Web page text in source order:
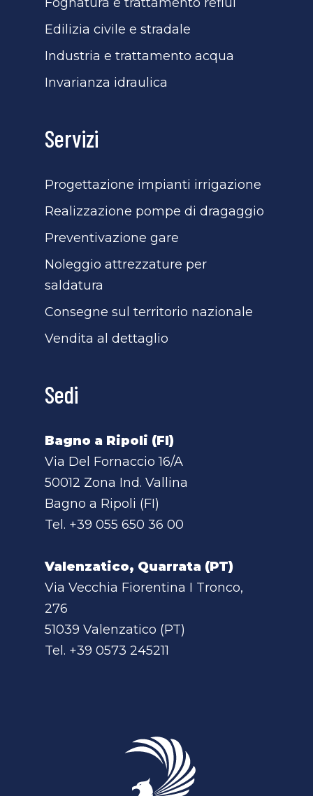
Edilizia civile e stradale
Industria e trattamento acqua
Invarianza idraulica
Servizi
Progettazione impianti irrigazione
Realizzazione pompe di dragaggio
Preventivazione gare
Noleggio attrezzature per
saldatura
Consegne sul territorio nazionale
Vendita al dettaglio
Sedi
Bagno a Ripoli (FI)
Via Del Fornaccio 16/A
50012 Zona Ind. Vallina
Bagno a Ripoli (FI)
Tel. +39 055 650 36 00
Valenzatico, Quarrata (PT)
Via Vecchia Fiorentina I Tronco,
276
51039 Valenzatico (PT)
Tel. +39 0573 245211